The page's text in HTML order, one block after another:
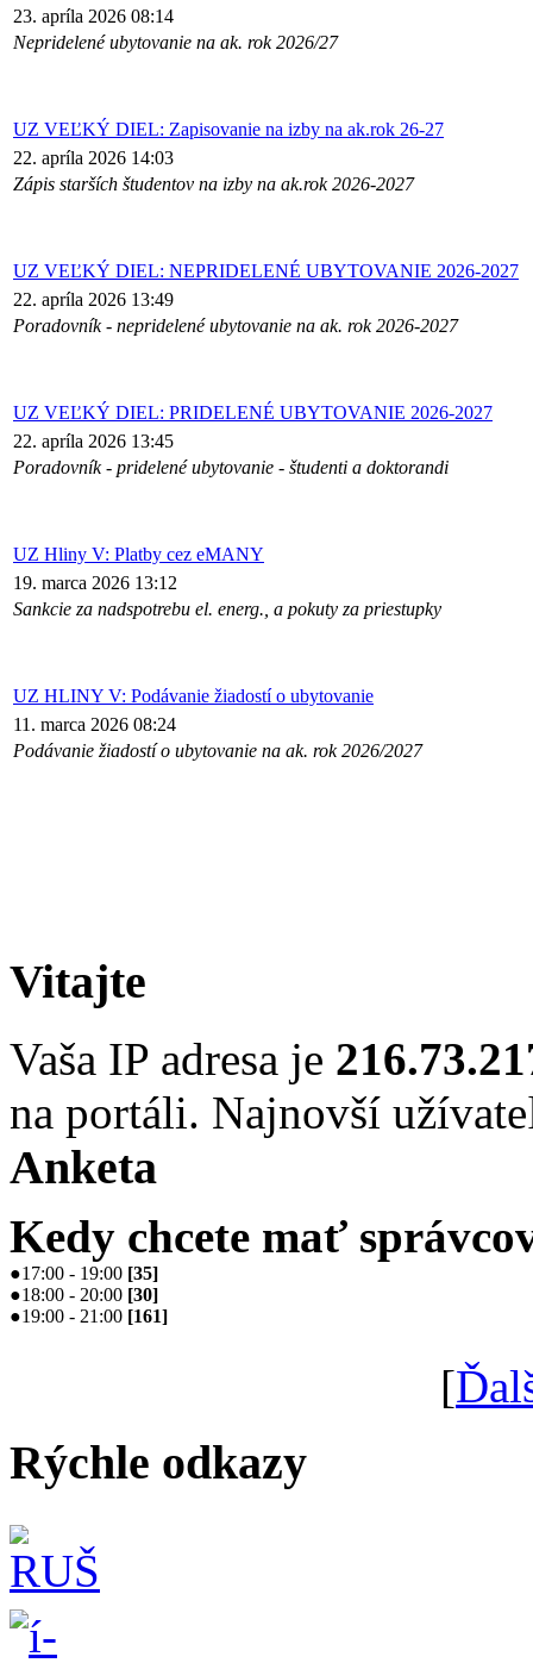
23. apríla 2026 08:14
Nepridelené ubytovanie na ak. rok 2026/27
UZ VEĽKÝ DIEL: Zapisovanie na izby na ak.rok 26-27
22. apríla 2026 14:03
Zápis starších študentov na izby na ak.rok 2026-2027
UZ VEĽKÝ DIEL: NEPRIDELENÉ UBYTOVANIE 2026-2027
22. apríla 2026 13:49
Poradovník - nepridelené ubytovanie na ak. rok 2026-2027
UZ VEĽKÝ DIEL: PRIDELENÉ UBYTOVANIE 2026-2027
22. apríla 2026 13:45
Poradovník - pridelené ubytovanie - študenti a doktorandi
UZ Hliny V: Platby cez eMANY
19. marca 2026 13:12
Sankcie za nadspotrebu el. energ., a pokuty za priestupky
UZ HLINY V: Podávanie žiadostí o ubytovanie
11. marca 2026 08:24
Podávanie žiadostí o ubytovanie na ak. rok 2026/2027
Vitajte
Vaša IP adresa je
na portáli. Najnovší
Anketa
Kedy chcete mať
●17:00 - 19:00 [35]
●18:00 - 20:00 [30]
●19:00 - 21:00 [161]
[
Rýchle odkazy